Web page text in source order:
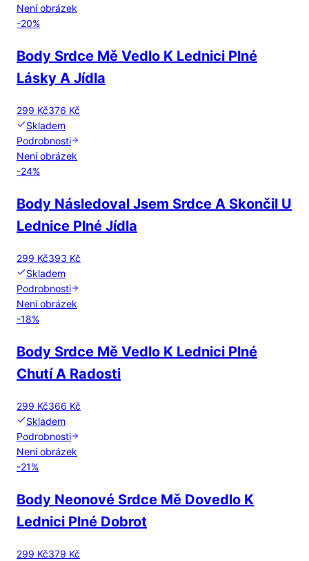
Není obrázek
-20%
Body Srdce Mě Vedlo K Lednici Plné
Lásky A Jídla
299 Kč376 Kč
Skladem
Podrobnosti
Není obrázek
-24%
Body Následoval Jsem Srdce A Skončil U
Lednice Plné Jídla
299 Kč393 Kč
Skladem
Podrobnosti
Není obrázek
-18%
Body Srdce Mě Vedlo K Lednici Plné
Chutí A Radosti
299 Kč366 Kč
Skladem
Podrobnosti
Není obrázek
-21%
Body Neonové Srdce Mě Dovedlo K
Lednici Plné Dobrot
299 Kč379 Kč